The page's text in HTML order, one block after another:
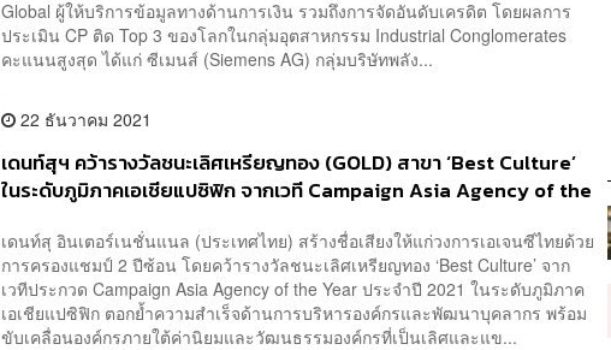
Global ผู้ให้บริการข้อมูลทางด้านการเงิน รวมถึงการจัดอันดับเครดิต โดยผลการ
ประเมิน CP ติด Top 3 ของโลกในกลุ่มอุตสาหกรรม Industrial Conglomerates
คะแนนสูงสุด ได้แก่ ซีเมนส์ (Siemens AG) กลุ่มบริษัทพลัง...
22 ธันวาคม 2021
เดนท์สุฯ คว้ารางวัลชนะเลิศเหรียญทอง (GOLD) สาขา ‘Best Culture’
ในระดับภูมิภาคเอเชียแปซิฟิก จากเวที Campaign Asia Agency of the
เดนท์สุ อินเตอร์เนชั่นแนล (ประเทศไทย) สร้างชื่อเสียงให้แก่วงการเอเจนซีไทยด้วย
การครองแชมป์ 2 ปีซ้อน โดยคว้ารางวัลชนะเลิศเหรียญทอง ‘Best Culture’ จาก
เวทีประกวด Campaign Asia Agency of the Year ประจำปี 2021 ในระดับภูมิภาค
เอเชียแปซิฟิก ตอกย้ำความสำเร็จด้านการบริหารองค์กรและพัฒนาบุคลากร พร้อม
ขับเคลื่อนองค์กรภายใต้ค่านิยมและวัฒนธรรมองค์กรที่เป็นเลิศและแข...